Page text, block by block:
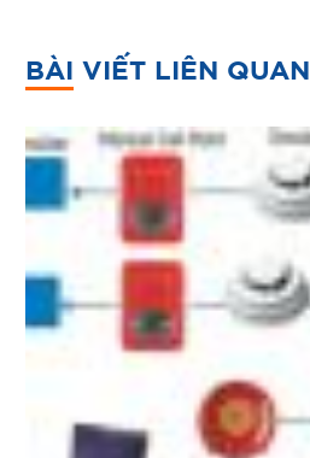
BÀI VIẾT LIÊN QUAN